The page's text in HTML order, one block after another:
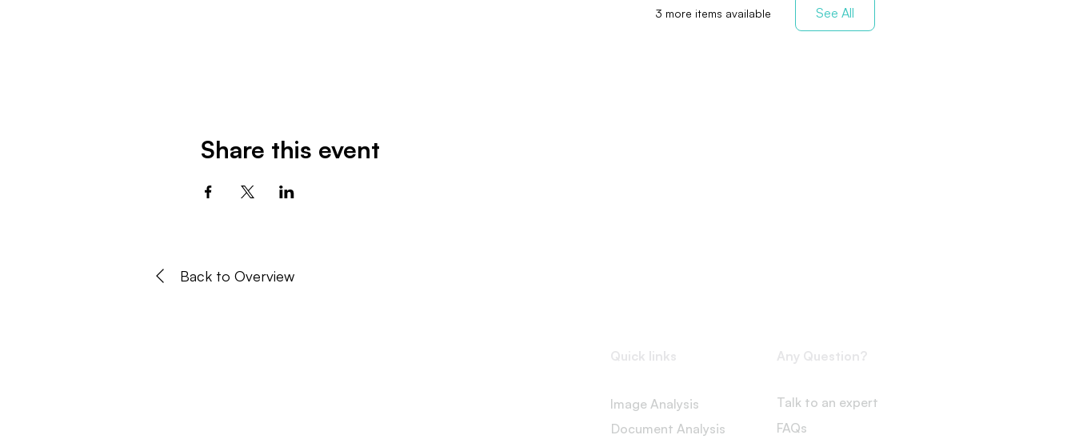
3 more items available See All
Share this event
Back to Overview
Quick links
Image Analysis
Document Analysis
Any Question?
Talk to an expert
FAQs